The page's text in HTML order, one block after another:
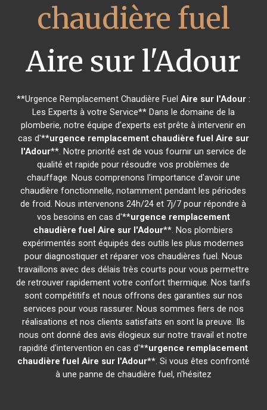
chaudière fuel
Aire sur l'Adour
**Urgence Remplacement Chaudière Fuel Aire sur l'Adour:
Les Experts à votre Service** Dans le domaine de la
plomberie, notre équipe d'experts est prête à intervenir en
cas d'**urgence remplacement chaudière fuel Aire sur
l'Adour**. Notre priorité est de vous fournir un service de
qualité et rapide pour résoudre vos problèmes de
chauffage. Nous comprenons l'importance d'avoir une
chaudière fonctionnelle, notamment pendant les périodes
de froid. Nous intervenons 24h/24 et 7j/7 pour répondre à
vos besoins en cas d'**urgence remplacement
chaudière fuel Aire sur l'Adour**. Nos plombiers
expérimentés sont équipés des outils les plus modernes
pour diagnostiquer et réparer vos chaudières fuel. Nous
travaillons avec des délais très courts pour vous permettre
de retrouver rapidement votre confort thermique. Nos tarifs
sont compétitifs et nous offrons des garanties sur nos
services pour vous rassurer. Nous sommes fiers de nos
réalisations et nos clients satisfaits en sont la preuve. Ils
nous ont donné des avis élogieux sur notre travail et notre
rapidité d'intervention en cas d'**urgence remplacement
chaudière fuel Aire sur l'Adour**. Si vous êtes confronté
à une panne de chaudière fuel, n'hésitez